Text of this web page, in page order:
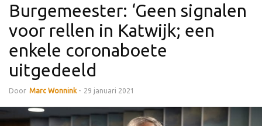
Burgemeester: ‘Geen signalen
voor rellen in Katwijk; een
enkele coronaboete
uitgedeeld
Door Marc Wonnink - 29 januari 2021